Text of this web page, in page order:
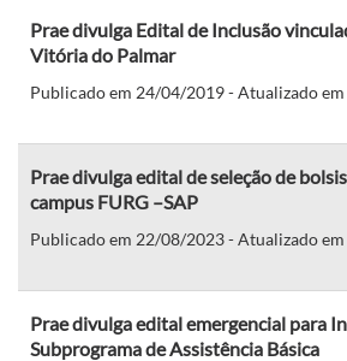
Prae divulga Edital de Inclusão
Vitória do Palmar
Publicado em 24/04/2019 - Atualizado
Prae divulga edital de seleção de
campus FURG –SAP
Publicado em 22/08/2023 - Atualizado
Prae divulga edital emergencial para
Subprograma de Assistência Básica